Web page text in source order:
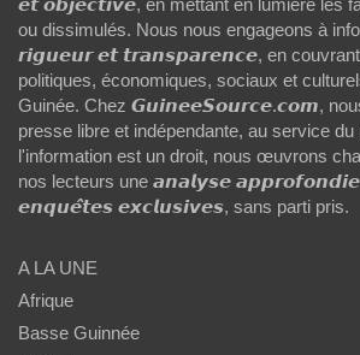
𝙚𝙩 𝙤𝙗𝙟𝙚𝙘𝙩𝙞𝙫𝙚, en mettant en lumière les
ou dissimulés. Nous nous engageons à
𝙧𝙞𝙜𝙪𝙚𝙪𝙧 𝙚𝙩 𝙩𝙧𝙖𝙣𝙨𝙥𝙖𝙧𝙚𝙣𝙘𝙚, en couvrant
politiques, économiques, sociaux et
Guinée. Chez 𝙂𝙪𝙞𝙣𝙚𝙚𝙎𝙤𝙪𝙧𝙘𝙚.𝙘𝙤𝙢,
presse libre et indépendante, au service
l'information est un droit, nous œuvrons
nos lecteurs une 𝙖𝙣𝙖𝙡𝙮𝙨𝙚
𝙚𝙣𝙦𝙪𝙚̂𝙩𝙚𝙨 𝙚𝙭𝙘𝙡𝙪𝙨𝙞𝙫𝙚𝙨, sans parti pris.
A LA UNE
Afrique
Basse Guinnée